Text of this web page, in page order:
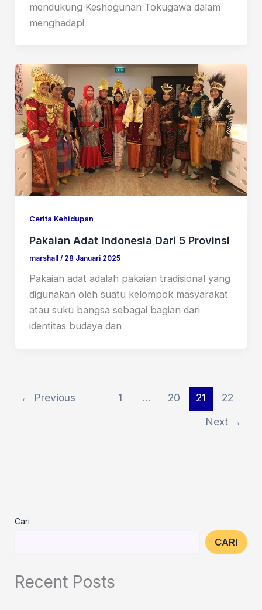
mendukung Keshogunan Tokugawa dalam
menghadapi
Cerita Kehidupan
Pakaian Adat Indonesia Dari 5 Provinsi
marshall / 28 Januari 2025
Pakaian adat adalah pakaian tradisional yang
digunakan oleh suatu kelompok masyarakat
atau suku bangsa sebagai bagian dari
identitas budaya dan
← Previous 1 … 20 21
22
Next →
Cari
CARI
Recent Posts